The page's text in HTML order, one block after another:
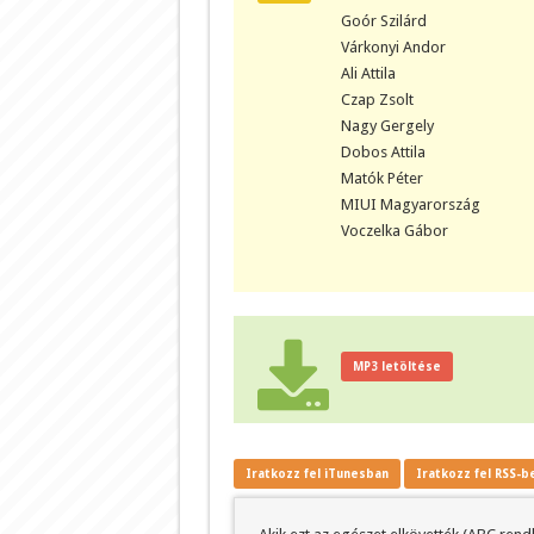
Goór Szilárd
Várkonyi Andor
Ali Attila
Czap Zsolt
Nagy Gergely
Dobos Attila
Matók Péter
MIUI Magyarország
Voczelka Gábor
MP3 letöltése
Iratkozz fel iTunesban Iratkozz fel RSS-